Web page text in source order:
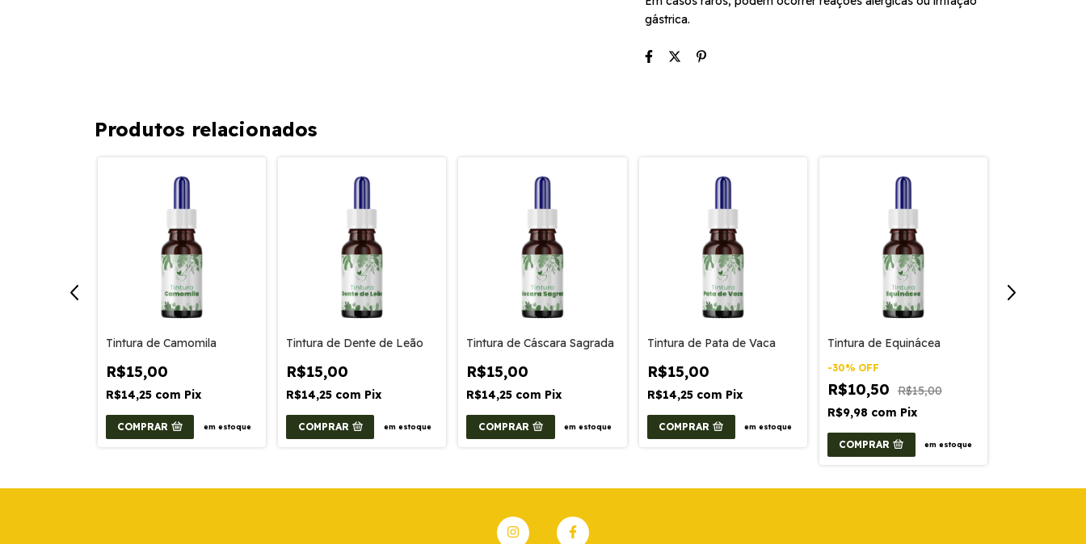
gástrica.
Produtos relacionados
Tintura de Camomila
R$15,00
R$14,25 com Pix
COMPRAR em estoque
Tintura de Dente de Leão
R$15,00
R$14,25 com Pix
COMPRAR em estoque
Tintura de Cáscara Sagrada
R$15,00
R$14,25 com Pix
COMPRAR em estoque
Tintura de Pata de Vaca
R$15,00
R$14,25 com Pix
COMPRAR em estoque
Tintura de Equinácea
-30% OFF
R$10,50 R$15,00
R$9,98 com Pix
COMPRAR em estoque